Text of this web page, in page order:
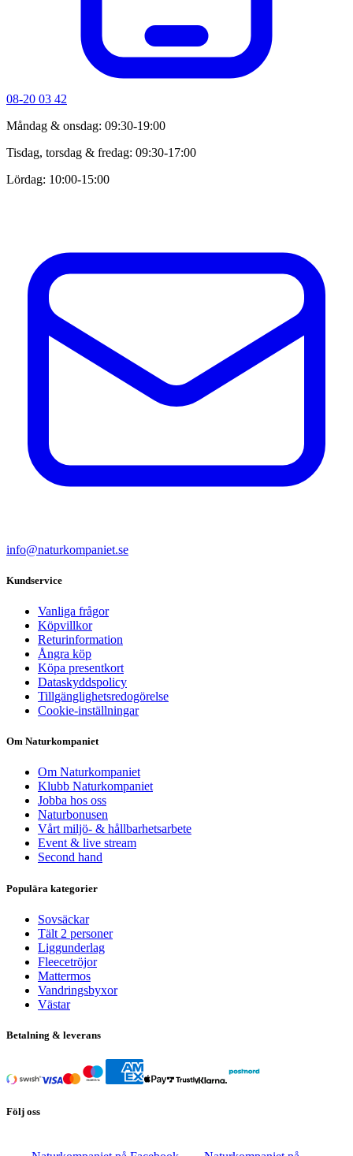
08-20 03 42
Måndag & onsdag: 09:30-19:00
Tisdag, torsdag & fredag: 09:30-17:00
Lördag: 10:00-15:00
info@naturkompaniet.se
Kundservice
Vanliga frågor
Köpvillkor
Returinformation
Ångra köp
Köpa presentkort
Dataskyddspolicy
Tillgänglighetsredogörelse
Cookie-inställningar
Om Naturkompaniet
Om Naturkompaniet
Klubb Naturkompaniet
Jobba hos oss
Naturbonusen
Vårt miljö- & hållbarhetsarbete
Event & live stream
Second hand
Populära kategorier
Sovsäckar
Tält 2 personer
Liggunderlag
Fleecetröjor
Mattermos
Vandringsbyxor
Västar
Betalning & leverans
Följ oss